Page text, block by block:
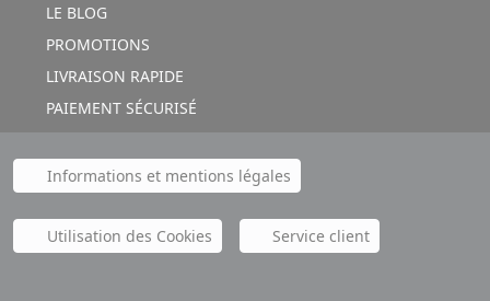
LE BLOG
PROMOTIONS
LIVRAISON RAPIDE
PAIEMENT SÉCURISÉ
Informations et mentions légales
Utilisation des Cookies Service client